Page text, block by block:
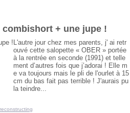
+ une jupe !
L'autre jour chez mes parents, j' ai retr
ouvé cette salopette « OBER » portée
à la rentrée en seconde (1991) et telle
ment d’autres fois que j’adorai ! Elle m
e va toujours mais le pli de l'ourlet à 15
cm du bas fait pas terrible ! J'aurais pu
la teindre...